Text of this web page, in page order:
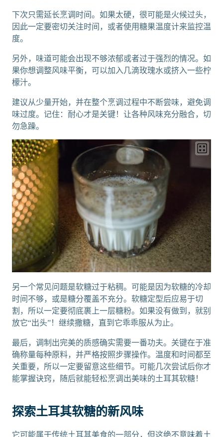
下次只需延长烹调时间。如果太硬，很可能是火候过头，
因此一定要密切关注时间，或者使用糖果温度计来监控温
度。
另外，味道可能会出现不够浓郁或者过于强烈的情况。如
果你想调整风味平衡，可以加入几滴玫瑰水或挤入一些柠
檬汁。
建议从少量开始，并在整个烹调过程中不断尝味，避免调
味过度。记住：耐心才是关键！让各种风味充分融合，切
勿急躁。
另一个常见问题是软糖过于粘稠。可能是因为软糖的冷却
时间不够，或是糖分覆盖不充分。软糖定型后应易于切
割，所以一定要彻底裹上一层糖粉。如果没有做到，就别
放它“出头”！继续撒糖，直到它乖乖服从为止。
最后，调制出完美的质感确实需要一番功夫。关键在于准
确称量每种原料，并严格按照步骤操作。温度和时间都至
关重要，所以一定要留意这些细节。可能几次尝试后你才
能掌握诀窍，随后就能轻松烹调出美味的土耳其软糖！
探索土耳其软糖的新风味
它可能属于传统土耳其美食的一部分，但这绝不意味着土